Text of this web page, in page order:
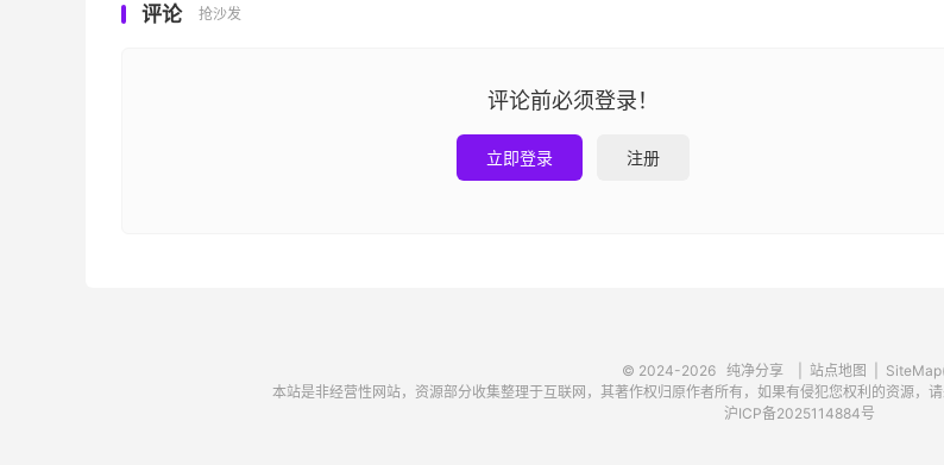
评论 抢沙发
评论前必须登录！
立即登录 注册
© 2024-2026 纯净分享 站点地图
本站是非经营性网站，资源部分收集整理于互联网，其著作权归原作者所有，如果有侵犯您权利的资源，
沪ICP备2025114884号